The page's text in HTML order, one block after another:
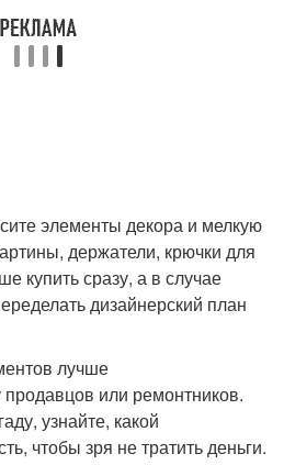
элементы декора и мелкую
держатели, крючки для
купить сразу, а в случае
дизайнерский план
лучше
продавцов или ремонтников.
узнайте, какой
чтобы зря не тратить деньги.